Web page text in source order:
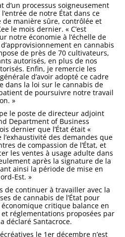
d’un processus soigneusement
de notre État dans ce
de manière sûre, contrôlée et
le mois dernier. « C’est
notre économie à l’échelle de
en cannabis
de près de 70 cultivateurs,
autorisés, en plus de nos
Enfin, je remercie les
d’avoir adopté ce cadre
dans la loi sur le cannabis de
de poursuivre notre travail
»
le poste de directeur adjoint
Department of Business
dernier que l’État était «
des demandes que
de compassion de l’État, et
les ventes à usage adulte dans
après la signature de la
ainsi la période de mise en
Est. »
de continuer à travailler avec la
de cannabis de l’État pour
critique balance en
réglementations proposées par
déclaré Santacroce.
le 1er décembre n’est